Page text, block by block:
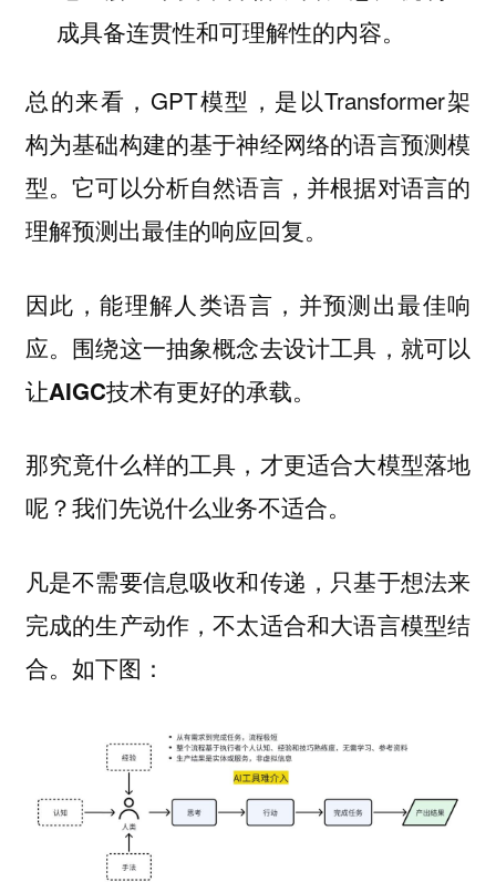
成具备连贯性和可理解性的内容。
总的来看，GPT模型，是以Transformer架
构为基础构建的基于神经网络的语言预测模
型。它可以分析自然语言，并根据对语言的
理解预测出最佳的响应回复。
因此，能理解人类语言，并预测出最佳响
应。围绕这一抽象概念去设计工具，就可以
让AIGC技术有更好的承载。
那究竟什么样的工具，才更适合大模型落地
呢？我们先说什么业务不适合。
凡是不需要信息吸收和传递，只基于想法来
完成的生产动作，不太适合和大语言模型结
合。 如下图：